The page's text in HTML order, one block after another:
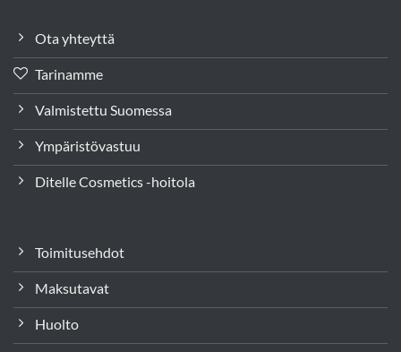
Ota yhteyttä
Tarinamme
Valmistettu Suomessa
Ympäristövastuu
Ditelle Cosmetics -hoitola
Toimitusehdot
Maksutavat
Huolto